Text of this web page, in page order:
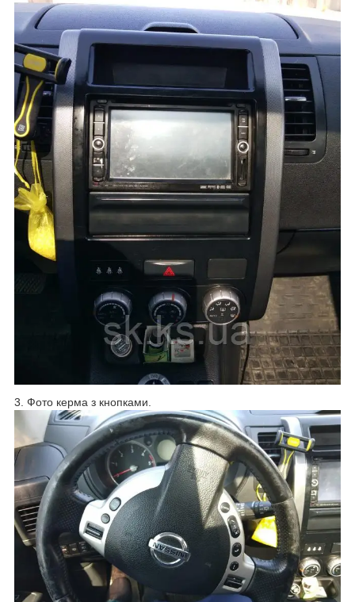
3. Фото керма з кнопками.